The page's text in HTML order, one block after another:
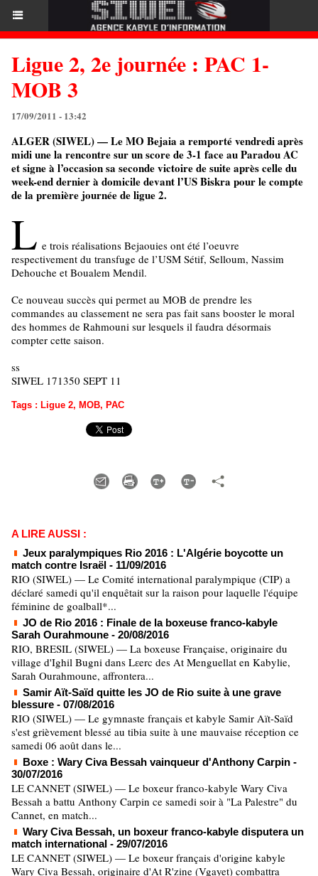
Ligue 2, 2e journée : PAC 1-
MOB 3
17/09/2011 - 13:42
ALGER (SIWEL) — Le MO Bejaia a remporté vendredi après
midi une la rencontre sur un score de 3-1 face au Paradou AC
et signe à l’occasion sa seconde victoire de suite après celle du
week-end dernier à domicile devant l’US Biskra pour le compte
de la première journée de ligue 2.
L e trois réalisations Bejaouies ont été l’oeuvre
respectivement du transfuge de l’USM Sétif, Selloum, Nassim
Dehouche et Boualem Mendil.
Ce nouveau succès qui permet au MOB de prendre les
commandes au classement ne sera pas fait sans booster le moral
des hommes de Rahmouni sur lesquels il faudra désormais
compter cette saison.
ss
SIWEL 171350 SEPT 11
Tags : Ligue 2, MOB, PAC
A LIRE AUSSI :
Jeux paralympiques Rio 2016 : L'Algérie boycotte un
match contre Israël - 11/09/2016
RIO (SIWEL) — Le Comité international paralympique (CIP) a
déclaré samedi qu'il enquêtait sur la raison pour laquelle l'équipe
féminine de goalball*...
JO de Rio 2016 : Finale de la boxeuse franco-kabyle
Sarah Ourahmoune - 20/08/2016
RIO, BRESIL (SIWEL) — La boxeuse Française, originaire du
village d'Ighil Bugni dans Lɛerc des At Menguellat en Kabylie,
Sarah Ourahmoune, affrontera...
Samir Aït-Saïd quitte les JO de Rio suite à une grave
blessure - 07/08/2016
RIO (SIWEL) — Le gymnaste français et kabyle Samir Aït-Saïd
s'est grièvement blessé au tibia suite à une mauvaise réception ce
samedi 06 août dans le...
Boxe : Wary Civa Bessah vainqueur d'Anthony Carpin -
30/07/2016
LE CANNET (SIWEL) — Le boxeur franco-kabyle Wary Civa
Bessah a battu Anthony Carpin ce samedi soir à "La Palestre" du
Cannet, en match...
Wary Civa Bessah, un boxeur franco-kabyle disputera un
match international - 29/07/2016
LE CANNET (SIWEL) — Le boxeur français d'origine kabyle
Wary Civa Bessah, originaire d'At R'zine (Vgayet) combattra